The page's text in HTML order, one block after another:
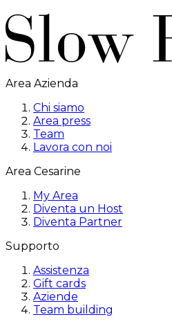
Area Azienda
Chi siamo
Area press
Team
Lavora con noi
Area Cesarine
My Area
Diventa un Host
Diventa Partner
Supporto
Assistenza
Gift cards
Aziende
Team building